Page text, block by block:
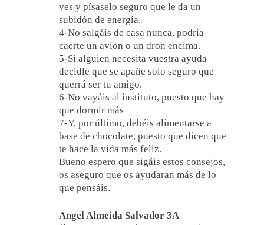
ves y písaselo seguro que le da un
subidón de energía.
4-No salgáis de casa nunca, podría
caerte un avión o un dron encima.
5-Si alguien necesita vuestra ayuda
decidle que se apañe solo seguro que
querrá ser tu amigo.
6-No vayáis al instituto, puesto que hay
que dormir más
7-Y, por último, debéis alimentarse a
base de chocolate, puesto que dicen que
te hace la vida más feliz.
Bueno espero que sigáis estos consejos,
os aseguro que os ayudaran más de lo
que pensáis.
Angel Almeida Salvador 3A